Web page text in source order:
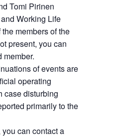
Tomi Pirinen
Working Life
members of the
present, you can
member.
of events are
operating
case disturbing
primarily to the
can contact a